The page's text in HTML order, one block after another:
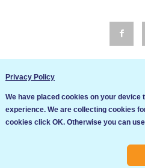
Общи условия
Privacy Policy
We have placed cookies on your device
experience. We are collecting cookies
cookies click OK. Otherwise you can
Ние използваме бисквитки за
продължите да посещавате